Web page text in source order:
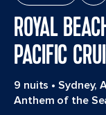
ROYAL
PACIFIC
9 nuits •Sydney,
Anthem of the